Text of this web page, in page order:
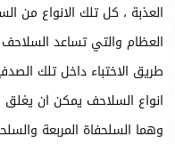
العذبة ، كل تلك الانواع من
العظام والتي تساعد
طريق الاختباء داخل تلك
انواع السلاحف يمكن ان يغلق
وهما السلحفاة المربعة